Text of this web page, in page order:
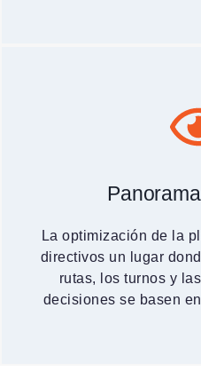
La optimización de la
directivos un lugar
rutas, los turnos y
decisiones se basen